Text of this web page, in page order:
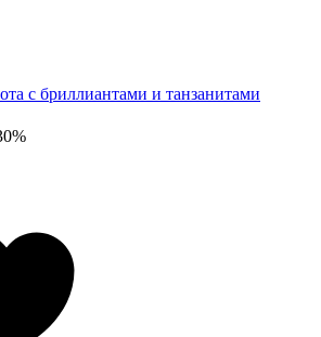
с бриллиантами и танзанитами